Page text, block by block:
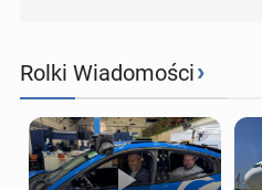
Rolki Wiadomości›